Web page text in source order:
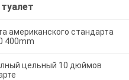
американского стандарта
400mm
цельный 10 дюймов